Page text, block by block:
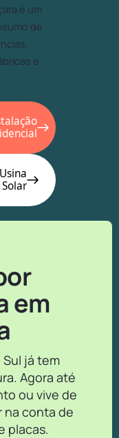
é um
de
e
Usina
Solar
em
Sul já tem
Agora até
ou vive de
na conta de
placas.